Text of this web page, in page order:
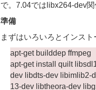
で。7.04ではlibx264-dev
準備
まずはいろいろとインス
apt-get builddep ffmpeg
apt-get install quilt
dev libdts-dev libimlib2-
13-dev libtheora-dev